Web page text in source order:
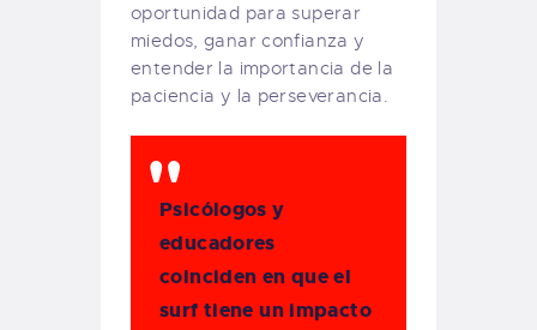
oportunidad para superar
miedos, ganar confianza y
entender la importancia de la
paciencia y la perseverancia.
Psicólogos y
educadores
coinciden en que el
surf tiene un impacto